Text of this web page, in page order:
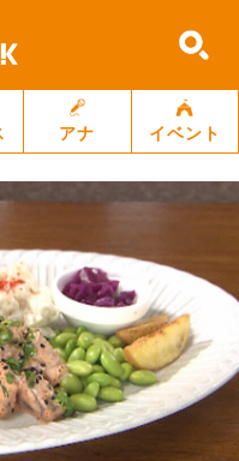
アナ イベント